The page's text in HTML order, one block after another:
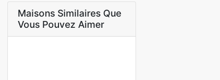
Maisons Similaires Que
Vous Pouvez Aimer